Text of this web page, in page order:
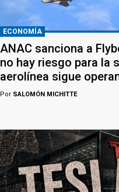
ECONOMÍA
ANAC sanciona a
no hay riesgo para la
aerolínea sigue
Por SALOMÓN MICHITTE